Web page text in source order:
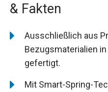
& Fakten
Ausschließlich aus
Bezugsmaterialien
gefertigt.
Mit Smart-Spring-